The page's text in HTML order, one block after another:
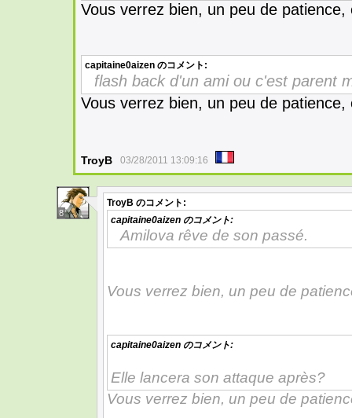
Vous verrez bien, un peu de
capitaine0aizen のコメント:
flash back d'un ami ou c'est parent
Vous verrez bien, un peu de
TroyB 03/28/2011 13:09:16
8
TroyB のコメント:
capitaine0aizen のコメント:
Amilova rêve de son passé.
Vous verrez bien, un peu de
capitaine0aizen のコメント:
Elle lancera son attaque après?
Vous verrez bien, un peu de